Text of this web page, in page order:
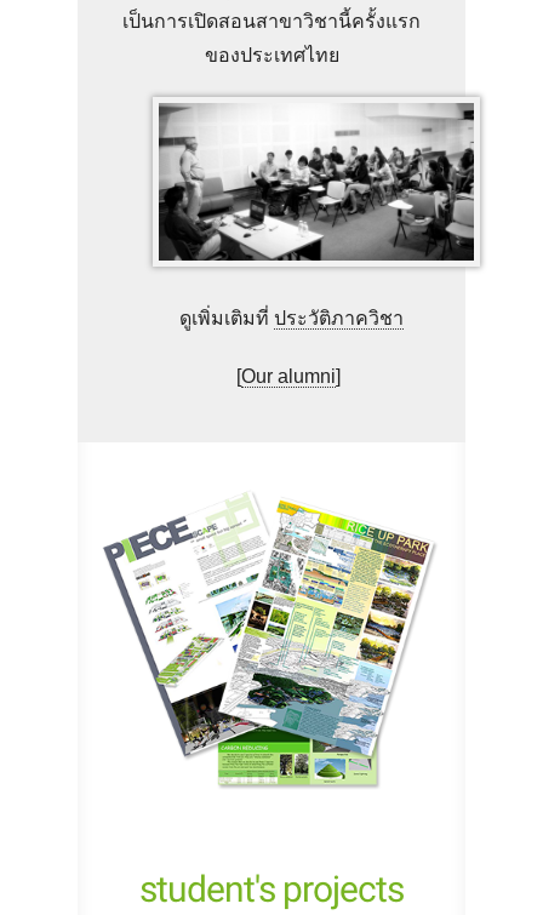
เป็นการเปิดสอนสาขาวิชานี้ครั้งแรก
ของประเทศไทย
ดูเพิ่มเติมที่ ประวัติภาควิชา
[Our alumni]
student's projects